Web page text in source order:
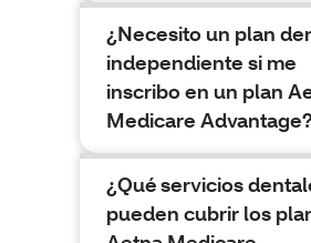
¿Necesito un plan
independiente si me
inscribo en un plan
Medicare Advantage?
¿Qué servicios
pueden cubrir los